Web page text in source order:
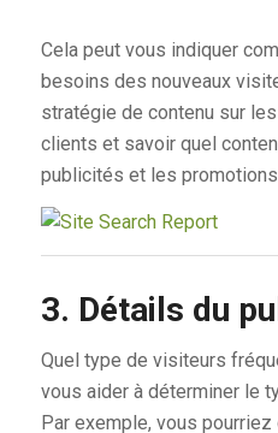
Cela peut vous indiquer
besoins des nouveaux
stratégie de contenu sur
clients et savoir quel
publicités et les
3. Détails du
Quel type de visiteurs
vous aider à déterminer le
Par exemple, vous